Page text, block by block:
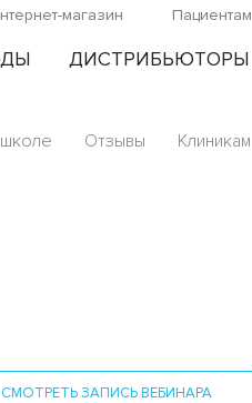
магазин Пациентам
ДИСТРИБЬЮТОРЫ
Отзывы Клиникам
СМОТРЕТЬ ЗАПИСЬ ВЕБИНАРА